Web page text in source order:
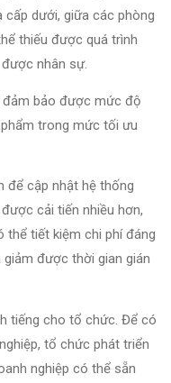
cấp dưới, giữa các phòng
thiếu được quá trình
nhân sự.
đảm bảo được mức độ
trong mức tối ưu
để cập nhật hệ thống
cải tiến nhiều hơn,
thể tiết kiệm chi phí đáng
giảm được thời gian gián
tiếng cho tổ chức. Để có
tổ chức phát triển
nghiệp có thể sẵn